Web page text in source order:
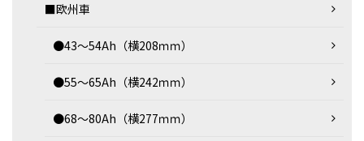
■欧州車
●43～54Ah（横208ｍｍ）
●55～65Ah（横242ｍｍ）
●68～80Ah（横277ｍｍ）